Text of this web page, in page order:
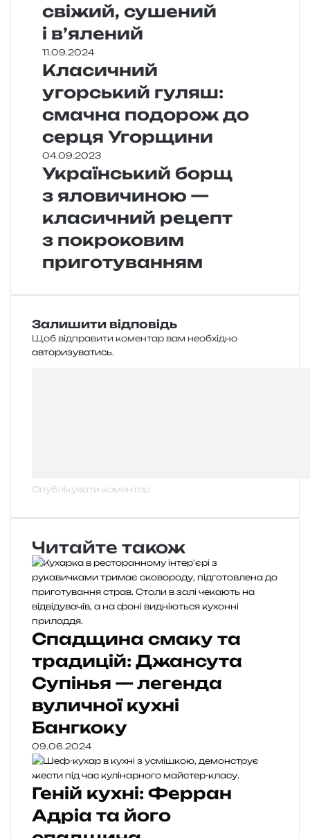
свіжий, сушений
і в’ялений
11.09.2024
Класичний
угорський гуляш:
смачна подорож до
серця Угорщини
04.09.2023
Український борщ
з яловичиною —
класичний рецепт
з покроковим
приготуванням
Залишити відповідь
Щоб відправити коментар вам необхідно
авторизуватись.
Читайте також
Спадщина смаку та
традицій: Джансута
Супінья — легенда
вуличної кухні
Бангкоку
09.06.2024
Геній кухні: Ферран
Адріа та його